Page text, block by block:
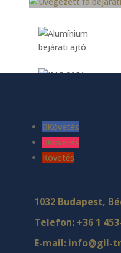
Követés
Követés
Követés
1032 Budapest,
Telefon: +36 1
E-mail: info@gil-